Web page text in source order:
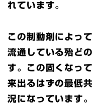
れています。
この制動剤によっ
流通している殆ど
す。この固くなっ
来出るはずの最低
況になっています。